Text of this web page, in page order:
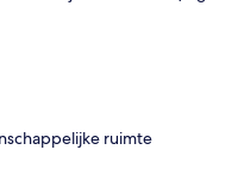
ruimte